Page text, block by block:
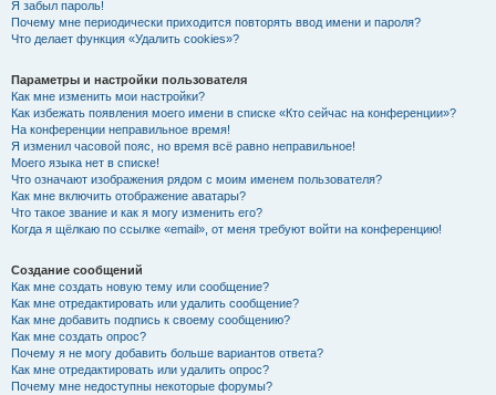
Я забыл пароль!
Почему мне периодически приходится повторять ввод имени и пароля?
Что делает функция «Удалить cookies»?
Параметры и настройки пользователя
Как мне изменить мои настройки?
Как избежать появления моего имени в списке «Кто сейчас на конференции»?
На конференции неправильное время!
Я изменил часовой пояс, но время всё равно неправильное!
Моего языка нет в списке!
Что означают изображения рядом с моим именем пользователя?
Как мне включить отображение аватары?
Что такое звание и как я могу изменить его?
Когда я щёлкаю по ссылке «email», от меня требуют войти на конференцию!
Создание сообщений
Как мне создать новую тему или сообщение?
Как мне отредактировать или удалить сообщение?
Как мне добавить подпись к своему сообщению?
Как мне создать опрос?
Почему я не могу добавить больше вариантов ответа?
Как мне отредактировать или удалить опрос?
Почему мне недоступны некоторые форумы?